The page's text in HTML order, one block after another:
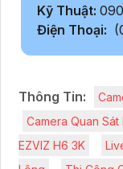
Kỹ Thuật:
Điện Thoại:
Thông Tin:
Camera Quan
EZVIZ H6 3K